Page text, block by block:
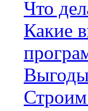
Что
Какие
Выгоды
Строим